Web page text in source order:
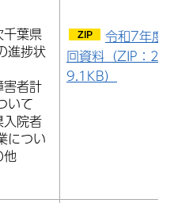
千葉県
進捗状
害者計
いて
入院者
につい
他
令和7年度
回資料（ZIP：
9.1KB）